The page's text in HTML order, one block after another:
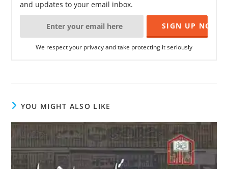
and updates to your email inbox.
We respect your privacy and take protecting it seriously
YOU MIGHT ALSO LIKE